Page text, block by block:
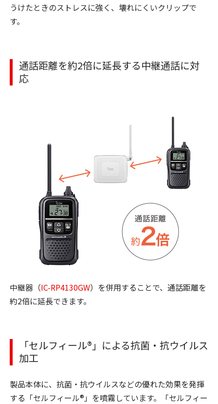
うけたときのストレスに強く、壊れにくいクリップで
す。
通話距離を約2倍に延長する中継通話に対
応
中継器（IC-RP4130GW）を併用することで、通話距離を
約2倍に延長できます。
「セルフィール®」による抗菌・抗ウイルス
加工
製品本体に、抗菌・抗ウイルスなどの優れた効果を発揮
する「セルフィール®」を噴霧しています。「セルフィー